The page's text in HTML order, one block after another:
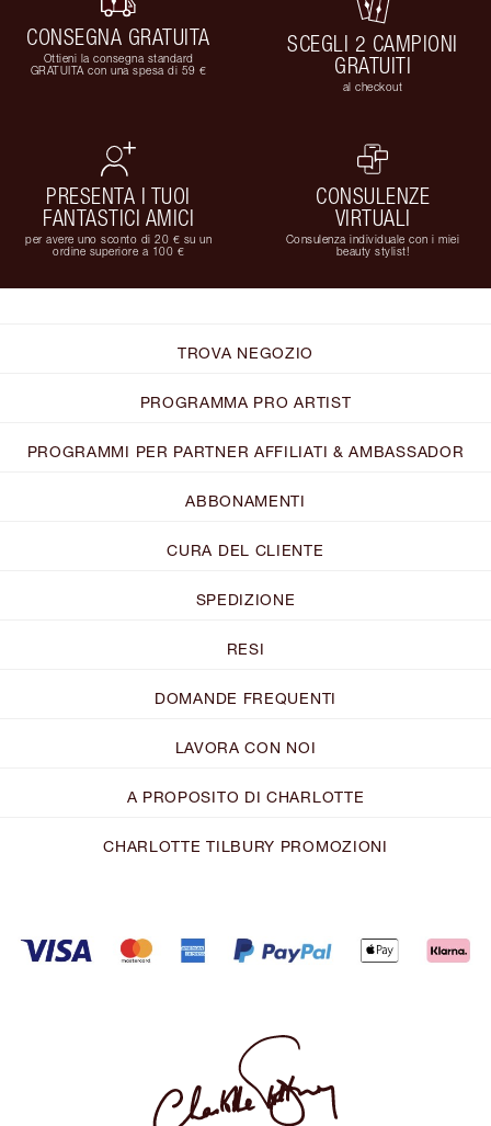
CONSEGNA GRATUITA
Ottieni la consegna standard
GRATUITA con una spesa di 59 €
SCEGLI 2 CAMPIONI
GRATUITI
al checkout
PRESENTA I TUOI
FANTASTICI AMICI
per avere uno sconto di 20 € su un
ordine superiore a 100 €
CONSULENZE
VIRTUALI
Consulenza individuale con i miei
beauty stylist!
TROVA NEGOZIO
PROGRAMMA PRO ARTIST
PROGRAMMI PER PARTNER AFFILIATI & AMBASSADOR
ABBONAMENTI
CURA DEL CLIENTE
SPEDIZIONE
RESI
DOMANDE FREQUENTI
LAVORA CON NOI
A PROPOSITO DI CHARLOTTE
CHARLOTTE TILBURY PROMOZIONI